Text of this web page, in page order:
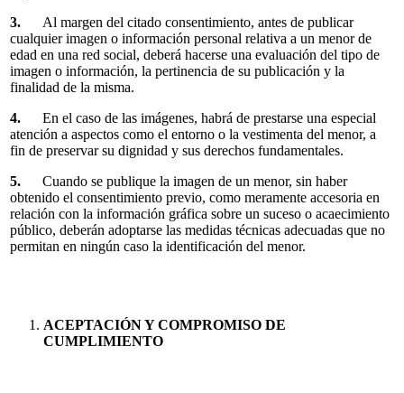
3. Al margen del citado consentimiento, antes de publicar
cualquier imagen o información personal relativa a un menor de
edad en una red social, deberá hacerse una evaluación del tipo de
imagen o información, la pertinencia de su publicación y la
finalidad de la misma.
4. En el caso de las imágenes, habrá de prestarse una especial
atención a aspectos como el entorno o la vestimenta del menor, a
fin de preservar su dignidad y sus derechos fundamentales.
5. Cuando se publique la imagen de un menor, sin haber
obtenido el consentimiento previo, como meramente accesoria en
relación con la información gráfica sobre un suceso o acaecimiento
público, deberán adoptarse las medidas técnicas adecuadas que no
permitan en ningún caso la identificación del menor.
ACEPTACIÓN Y COMPROMISO DE
CUMPLIMIENTO